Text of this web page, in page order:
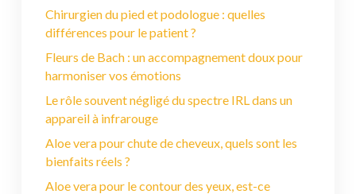
Chirurgien du pied et podologue : quelles
différences pour le patient ?
Fleurs de Bach : un accompagnement doux pour
harmoniser vos émotions
Le rôle souvent négligé du spectre IRL dans un
appareil à infrarouge
Aloe vera pour chute de cheveux, quels sont les
bienfaits réels ?
Aloe vera pour le contour des yeux, est-ce